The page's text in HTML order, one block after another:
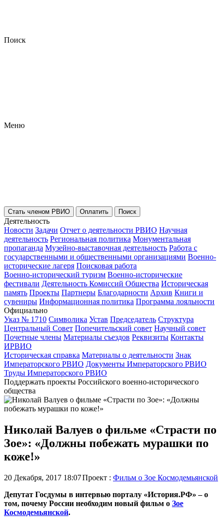
Поиск
Меню
Стать членом РВИО Оплатить Поиск
Деятельность
Новости Задачи Отчет о деятельности РВИО Научная
деятельность Региональная политика Монументальная
пропаганда Музейно-выставочная деятельность Работа с
государственными и общественными организациями Военно-
исторические лагеря Поисковая работа
Военно-исторический туризм Военно-исторические
фестивали Деятельность Комиссий Общества Историческая
память Проекты Партнеры Благодарности Архив Книги и
сувениры Информационная политика Программа лояльности
Официально
Указ № 1710 Символика Устав Председатель Структура
Центральный Совет Попечительский совет Научный совет
Почетные члены Материалы съездов Реквизиты Контакты
ИРВИО
Историческая справка Материалы о деятельности Знак
Императорского РВИО Документы Императорского РВИО
Труды Императорского РВИО
Поддержать проекты Российского военно-исторического
общества
Николай Валуев о фильме «Страсти по
Зое»: «Должны побежать мурашки по
коже!»
20 Декабря, 2017 18:07Проект : Фильм о Зое Космодемьянской
Депутат Госдумы в интервью порталу «История.РФ» – о
том, почему России необходим новый фильм о Зое
Космодемьянской.